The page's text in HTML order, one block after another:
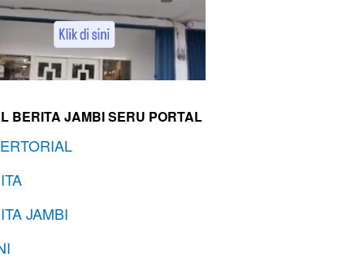
BERITA JAMBI SERU PORTAL
JAMBI